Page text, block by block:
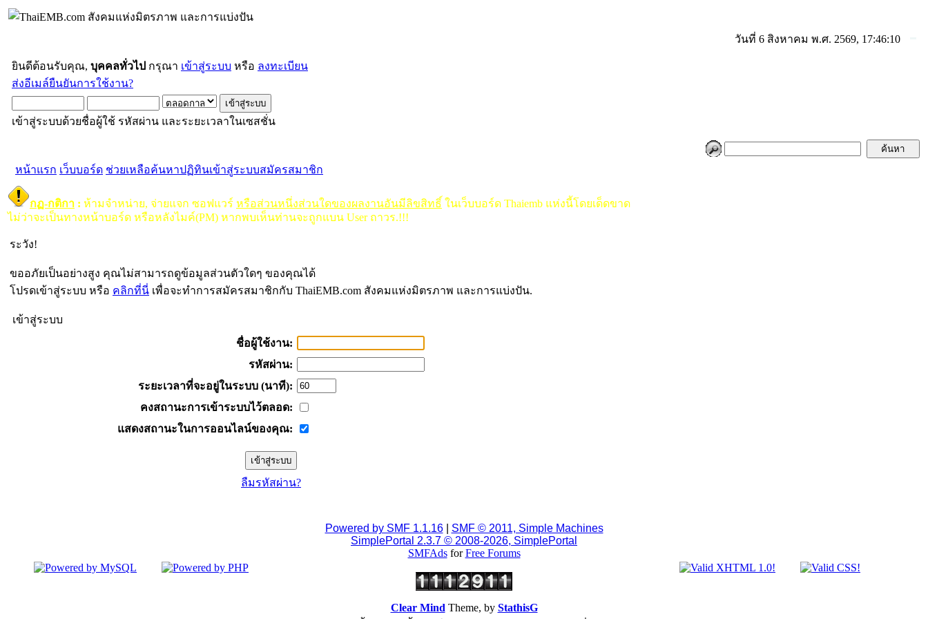
วันที่ 6 สิงหาคม พ.ศ. 2569, 17:46:10
ยินดีต้อนรับคุณ, บุคคลทั่วไป กรุณา เข้าสู่ระบบ หรือ ลงทะเบียน
ส่งอีเมล์ยืนยันการใช้งาน?
เข้าสู่ระบบด้วยชื่อผู้ใช้ รหัสผ่าน และระยะเวลาในเซสชั่น
หน้าแรก เว็บบอร์ด ช่วยเหลือค้นหาปฏิทินเข้าสู่ระบบสมัครสมาชิก
กฏ-กติกา : ห้ามจำหน่าย, จ่ายแจก ซอฟแวร์ หรือส่วนหนึ่งส่วนใดของผลงานอันมีลิขสิทธิ์ ในเว็บบอร์ด Thaiemb แห่งนี้โดยเด็ดขาด
ไม่ว่าจะเป็นทางหน้าบอร์ด หรือหลังไมค์(PM) หากพบเห็นท่านจะถูกแบน User ถาวร.!!!
ระวัง!
ขออภัยเป็นอย่างสูง คุณไม่สามารถดูข้อมูลส่วนตัวใดๆ ของคุณได้
โปรดเข้าสู่ระบบ หรือ คลิกที่นี่ เพื่อจะทำการสมัครสมาชิกกับ ThaiEMB.com สังคมแห่งมิตรภาพ และการแบ่งปัน.
เข้าสู่ระบบ
ชื่อผู้ใช้งาน:
รหัสผ่าน:
ระยะเวลาที่จะอยู่ในระบบ (นาที):
คงสถานะการเข้าระบบไว้ตลอด:
แสดงสถานะในการออนไลน์ของคุณ:
ลืมรหัสผ่าน?
Powered by SMF 1.1.16| SMF © 2011, Simple Machines
SimplePortal 2.3.7 © 2008-2026, SimplePortal
SMFAdsforFree Forums
Clear Mind Theme, by StathisG